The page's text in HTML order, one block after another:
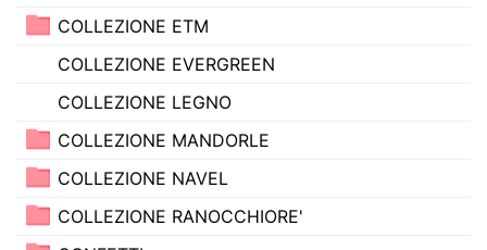
COLLEZIONE ETM
COLLEZIONE EVERGREEN
COLLEZIONE LEGNO
COLLEZIONE MANDORLE
COLLEZIONE NAVEL
COLLEZIONE RANOCCHIORE'